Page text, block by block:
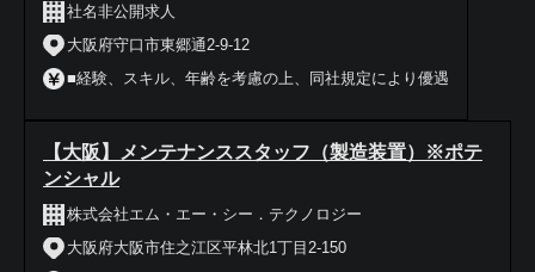
社名非公開求人
大阪府守口市東郷通2-9-12
■経験、スキル、年齢を考慮の上、同社規定により優遇
【大阪】メンテナンススタッフ（製造装置）※ポテ
ンシャル
株式会社エム・エー・シー．テクノロジー
大阪府大阪市住之江区平林北1丁目2-150